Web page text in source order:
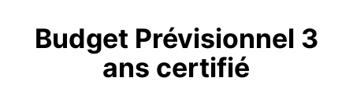
Budget Prévisionnel 3
ans certifié